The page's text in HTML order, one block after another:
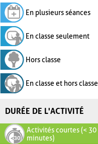
En plusieurs séances
En classe seulement
Hors classe
En classe et hors classe
DURÉE DE L'ACTIVITÉ
Activités courtes (< 30
minutes)